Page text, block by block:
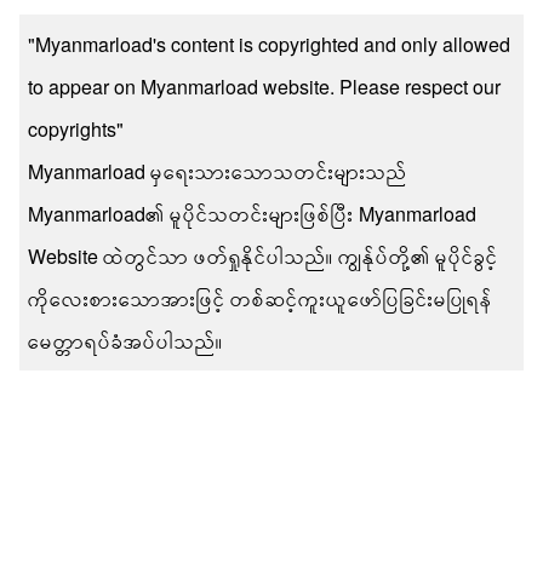
"Myanmarload's content is copyrighted and only allowed
to appear on Myanmarload website. Please respect our
copyrights"
Myanmarload မှရေးသားသောသတင်းများသည်
Myanmarload၏ မူပိုင်သတင်းများဖြစ်ပြီး Myanmarload
Website ထဲတွင်သာ ဖတ်ရှုနိုင်ပါသည်။ ကျွန်ုပ်တို့၏ မူပိုင်ခွင့်
ကိုလေးစားသောအားဖြင့် တစ်ဆင့်ကူးယူဖော်ပြခြင်းမပြုရန်
မေတ္တာရပ်ခံအပ်ပါသည်။